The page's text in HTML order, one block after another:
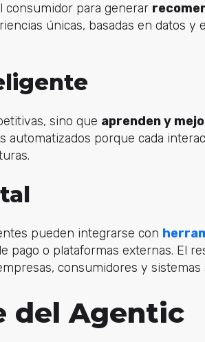
consumidor para generar
únicas, basadas en datos y
sino que aprenden y
automatizados porque cada
pueden integrarse con
pago o plataformas externas. El
consumidores y sistemas
del Agentic